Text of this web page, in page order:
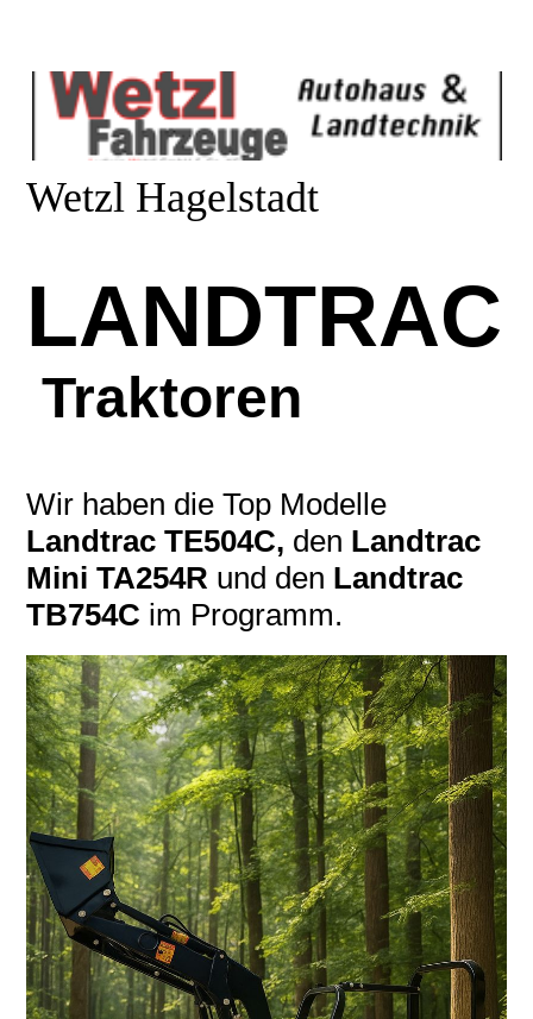
Wetzl Hagelstadt
LANDTRAC
Traktoren
Wir haben die Top Modelle
Landtrac TE504C, den Landtrac
Mini TA254R und den Landtrac
TB754C im Programm.